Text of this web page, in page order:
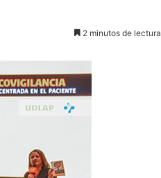
2 minutos de lectura